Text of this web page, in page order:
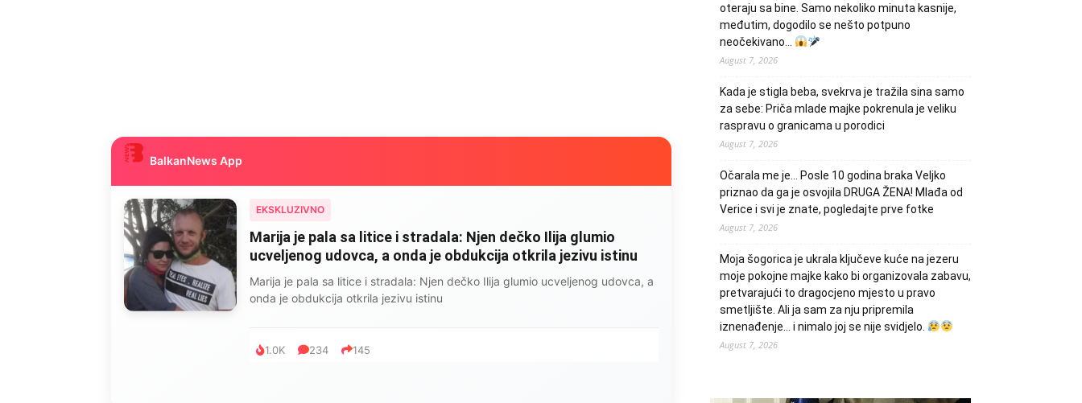
BalkanNews App
EKSKLUZIVNO
Marija je pala sa litice i stradala: Njen dečko Ilija glumio
ucveljenog udovca, a onda je obdukcija otkrila jezivu istinu
Marija je pala sa litice i stradala: Njen dečko Ilija glumio ucveljenog udovca, a
onda je obdukcija otkrila jezivu istinu
1.0K 234 145
oteraju sa bine. Samo nekoliko minuta kasnije,
međutim, dogodilo se nešto potpuno
neočekivano…
August 7, 2026
Kada je stigla beba, svekrva je tražila sina samo
za sebe: Priča mlade majke pokrenula je veliku
raspravu o granicama u porodici
August 7, 2026
Očarala me je… Posle 10 godina braka Veljko
priznao da ga je osvojila DRUGA ŽENA! Mlađa od
Verice i svi je znate, pogledajte prve fotke
August 7, 2026
Moja šogorica je ukrala ključeve kuće na jezeru
moje pokojne majke kako bi organizovala zabavu,
pretvarajući to dragocjeno mjesto u pravo
smetljište. Ali ja sam za nju pripremila
iznenađenje… i nimalo joj se nije svidjelo.
August 7, 2026